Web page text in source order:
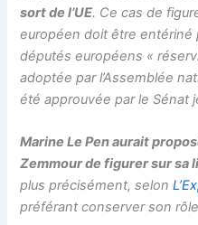
sort de l’UE. Ce cas de
européen doit être entériné
députés européens «
adoptée par l’Assemblée
été approuvée par le Sénat
Marine Le Pen aurait
Zemmour de figurer sur sa
plus précisément, selon
préférant conserver son